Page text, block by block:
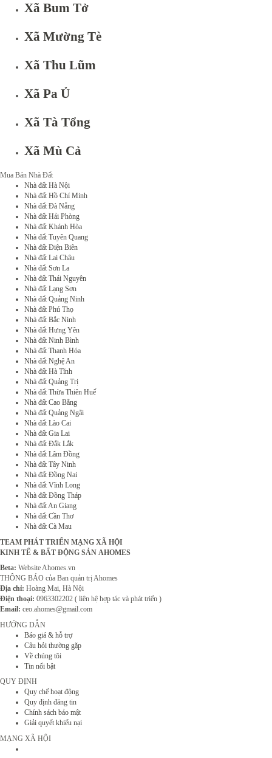
Xã Bum Tở
Xã Mường Tè
Xã Thu Lũm
Xã Pa Ủ
Xã Tà Tổng
Xã Mù Cả
Mua Bán Nhà Đất
Nhà đất Hà Nội
Nhà đất Hồ Chí Minh
Nhà đất Đà Nẵng
Nhà đất Hải Phòng
Nhà đất Khánh Hòa
Nhà đất Tuyên Quang
Nhà đất Điện Biên
Nhà đất Lai Châu
Nhà đất Sơn La
Nhà đất Thái Nguyên
Nhà đất Lạng Sơn
Nhà đất Quảng Ninh
Nhà đất Phú Thọ
Nhà đất Bắc Ninh
Nhà đất Hưng Yên
Nhà đất Ninh Bình
Nhà đất Thanh Hóa
Nhà đất Nghệ An
Nhà đất Hà Tĩnh
Nhà đất Quảng Trị
Nhà đất Thừa Thiên Huế
Nhà đất Cao Bằng
Nhà đất Quảng Ngãi
Nhà đất Lào Cai
Nhà đất Gia Lai
Nhà đất Đắk Lắk
Nhà đất Lâm Đồng
Nhà đất Tây Ninh
Nhà đất Đồng Nai
Nhà đất Vĩnh Long
Nhà đất Đồng Tháp
Nhà đất An Giang
Nhà đất Cần Thơ
Nhà đất Cà Mau
TEAM PHÁT TRIỂN MẠNG XÃ HỘI
KINH TẾ & BẤT ĐỘNG SẢN AHOMES
Beta: Website Ahomes.vn
THÔNG BÁO của Ban quản trị Ahomes
Địa chỉ: Hoàng Mai, Hà Nội
Điện thoại: 0963302202 ( liên hệ hợp tác và phát triển )
Email: ceo.ahomes@gmail.com
HƯỚNG DẪN
Báo giá & hỗ trợ
Câu hỏi thường gặp
Về chúng tôi
Tin nổi bật
QUY ĐỊNH
Quy chế hoạt động
Quy định đăng tin
Chính sách bảo mật
Giải quyết khiếu nại
MẠNG XÃ HỘI